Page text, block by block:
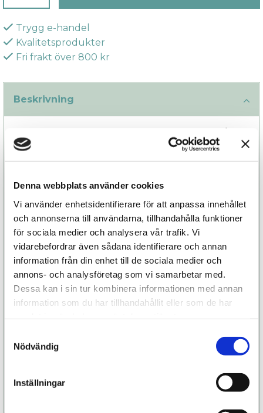
Denna webbplats använder cookies
Vi använder enhetsidentifierare för att anpassa innehållet
och annonserna till användarna, tillhandahålla funktioner
för sociala medier och analysera vår trafik. Vi
vidarebefordrar även sådana identifierare och annan
information från din enhet till de sociala medier och
annons- och analysföretag som vi samarbetar med.
Dessa kan i sin tur kombinera informationen med annan
information som du har tillhandahållit eller som de har
Nödvändig
Inställningar
Trygg e-handel
Kvalitetsprodukter
Fri frakt över 800 kr
Beskrivning
yta kan kännas silkeslen och mjuk vid användning.
Utforska genom att försiktigt värma eller kyla
att placera en liten klitorisvibrator vid dess skaft
och känn hur vibrationerna sprider sig genom
glaskroppen!
Kalii är gjord av Borosilicatglas som är ett unikt
glas med specifika fördelar, det är oerhört tåligt
goda hygienegenskaper.
Staven har en härlig struktur på ena sidan och är
formad så att det ska vara enkelt att stimulera G-
resa i lustens tecken.
Kommer i en stilfull läderetui som gör förvaringen
både vacker, smakfull och diskret.